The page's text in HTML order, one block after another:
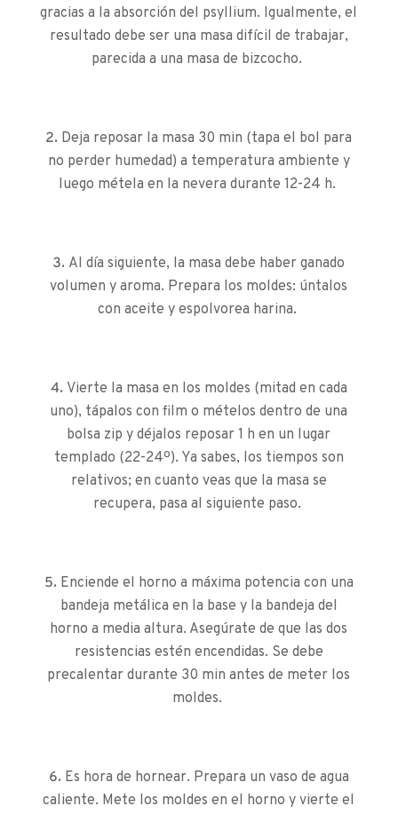
gracias a la absorción del psyllium. Igualmente, el
resultado debe ser una masa difícil de trabajar,
parecida a una masa de bizcocho.
Deja reposar la masa 30 min (tapa el bol para
no perder humedad) a temperatura ambiente y
luego métela en la nevera durante 12-24 h.
Al día siguiente, la masa debe haber ganado
volumen y aroma. Prepara los moldes: úntalos
con aceite y espolvorea harina.
Vierte la masa en los moldes (mitad en cada
uno), tápalos con film o mételos dentro de una
bolsa zip y déjalos reposar 1 h en un lugar
templado (22-24º). Ya sabes, los tiempos son
relativos; en cuanto veas que la masa se
recupera, pasa al siguiente paso.
Enciende el horno a máxima potencia con una
bandeja metálica en la base y la bandeja del
horno a media altura. Asegúrate de que las dos
resistencias estén encendidas. Se debe
precalentar durante 30 min antes de meter los
moldes.
Es hora de hornear. Prepara un vaso de agua
caliente. Mete los moldes en el horno y vierte el